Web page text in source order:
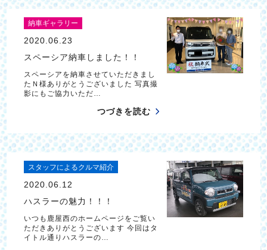
納車ギャラリー
2020.06.23
スペーシア納車しました！！
スペーシアを納車させていただきまし
たＮ様ありがとうございました 写真撮
影にもご協力いただ…
つづきを読む
スタッフによるクルマ紹介
2020.06.12
ハスラーの魅力！！！
いつも鹿屋西のホームページをご覧い
ただきありがとうございます 今回はタ
イトル通りハスラーの…